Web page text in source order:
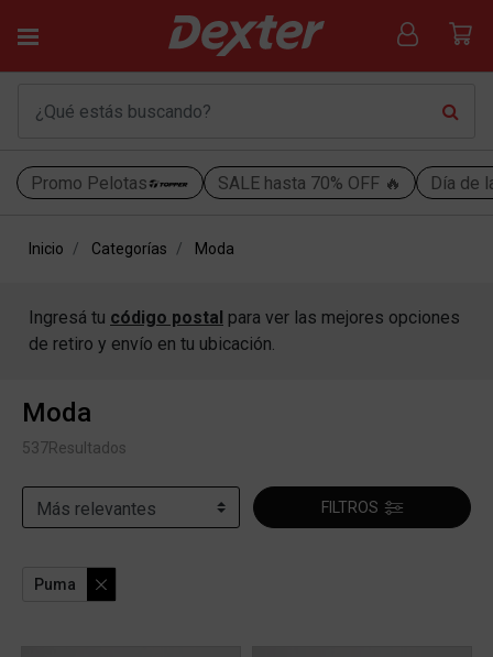
Promo Pelotas SALE hasta 70% OFF 🔥 Día de
Inicio Categorías Moda
Ingresá tu código postal para ver las mejores opciones
de retiro y envío en tu ubicación.
Moda
537Resultados
FILTROS
Puma